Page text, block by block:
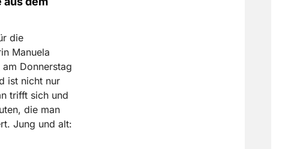
die
Manuela
Donnerstag
ist nicht nur
trifft sich und
die man
Jung und alt: